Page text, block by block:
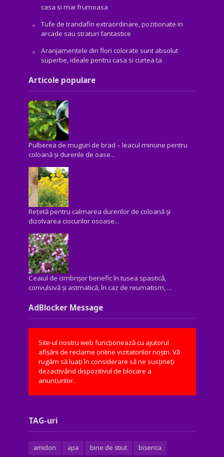
casa si mai frumoasa
Tufe de trandafiri extraordinare, pozitionate in
arcade sau straturi fantastice
Aranjamentele din flori colorate sunt absolut
superbe, ideale pentru casa si curtea ta
Articole populare
Pulberea de muguri de brad – leacul minune pentru
coloană și durerile de oase...
Rețetă pentru calmarea durerilor de coloană și
dizolvarea ciocurilor osoase...
Ceaiul de cimbrișor benefic în tusea spastică,
convulsivă şi astmatică, în caz de reumatism, ...
AdBlocker Message
Site-ul nostru web funcționează cu ajutorul
afișării de reclame online vizitatorilor noștri. Vă
rugăm să luați în considerare să ne susțineți
dezactivând dispozitivul de blocare a
anunțurilor.
TAG-uri
amidon apa bine de stiut biserica